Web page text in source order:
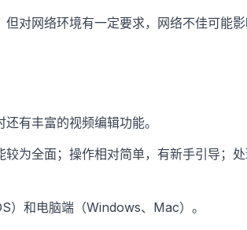
对网络环境有一定要求，网络不佳可能影
有丰富的视频编辑功能。
较为全面；操作相对简单，有新手引导；
）和电脑端（Windows、Mac）。